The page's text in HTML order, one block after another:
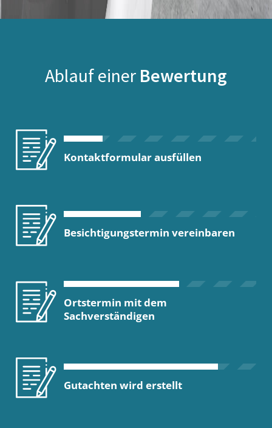
Ablauf einer Bewertung
Kontaktformular ausfüllen
Besichtigungstermin vereinbaren
Ortstermin mit dem
Sachverständigen
Gutachten wird erstellt